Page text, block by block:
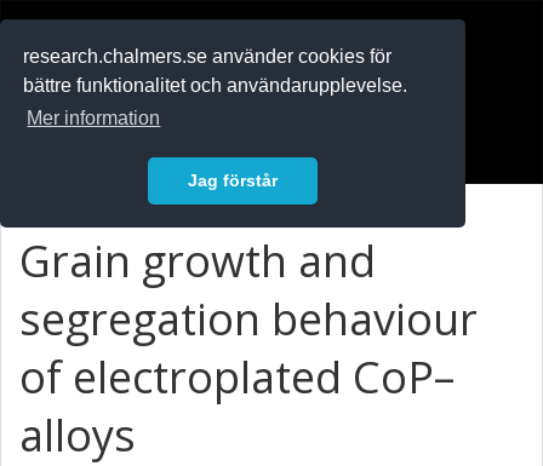
research.chalmers.se använder cookies för
bättre funktionalitet och användarupplevelse.
Mer information
Jag förstår
Grain growth and
segregation behaviour
of electroplated CoP–
alloys